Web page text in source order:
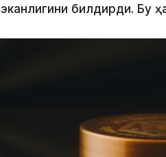
эканлигини билдирди. Бу